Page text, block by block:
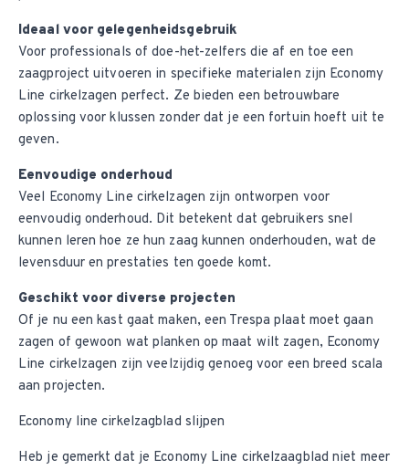
Ideaal voor gelegenheidsgebruik
Voor professionals of doe-het-zelfers die af en toe een
zaagproject uitvoeren in specifieke materialen zijn Economy
Line cirkelzagen perfect. Ze bieden een betrouwbare
oplossing voor klussen zonder dat je een fortuin hoeft uit te
geven.
Eenvoudige onderhoud
Veel Economy Line cirkelzagen zijn ontworpen voor
eenvoudig onderhoud. Dit betekent dat gebruikers snel
kunnen leren hoe ze hun zaag kunnen onderhouden, wat de
levensduur en prestaties ten goede komt.
Geschikt voor diverse projecten
Of je nu een kast gaat maken, een Trespa plaat moet gaan
zagen of gewoon wat planken op maat wilt zagen, Economy
Line cirkelzagen zijn veelzijdig genoeg voor een breed scala
aan projecten.
Economy line cirkelzagblad slijpen
Heb je gemerkt dat je Economy Line cirkelzaagblad niet meer